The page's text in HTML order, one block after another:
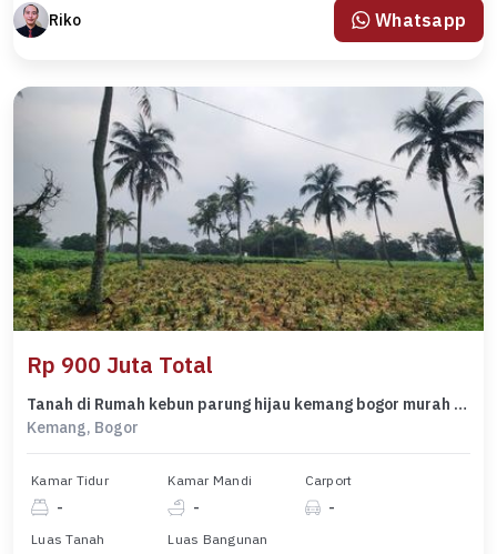
Riko Whatsapp
Rp 900 Juta Total
Tanah di Rumah kebun parung hijau kemang bogor murah cocok villa
Kemang, Bogor
Kamar Tidur
-
Kamar Mandi
-
Carport
-
Luas Tanah Luas Bangunan